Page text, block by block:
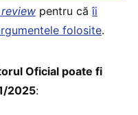
pentru căîi
folosite.
Oficial poate fi
2025: